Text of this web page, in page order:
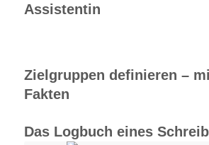
Assistentin
Zielgruppen definieren –
Fakten
Das Logbuch eines